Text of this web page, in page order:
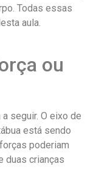
Todas essas
aula.
ou
seguir. O eixo de
está sendo
poderiam
duas crianças